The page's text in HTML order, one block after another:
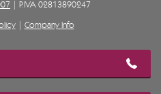
| P.IVA 02813890247
| Company Info